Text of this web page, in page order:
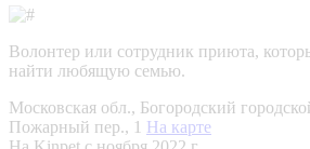
Волонтер или сотрудник приюта,
найти любящую семью.
Московская обл., Богородский
Пожарный пер., 1 На карте